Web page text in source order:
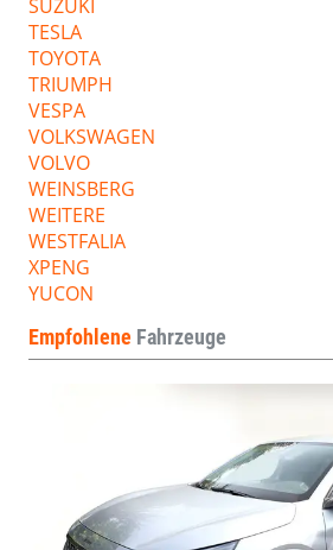
SUZUKI
TESLA
TOYOTA
TRIUMPH
VESPA
VOLKSWAGEN
VOLVO
WEINSBERG
WEITERE
WESTFALIA
XPENG
YUCON
Empfohlene Fahrzeuge